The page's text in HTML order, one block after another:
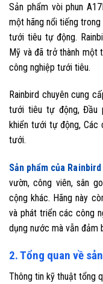
Sản phẩm vòi phun
một hãng nổi tiếng
tưới tiêu tự động.
Mỹ và đã trở thành một
công nghiệp tưới tiêu.
Rainbird chuyên cung
tưới tiêu tự động, Đầu
khiển tưới tự động, Các
tưới.
Sản phẩm của Rainbird
vườn, công viên, sân
cộng khác. Hãng này
và phát triển các công
dụng nước mà vẫn
2. Tổng quan về
Thông tin kỹ thuật tổng